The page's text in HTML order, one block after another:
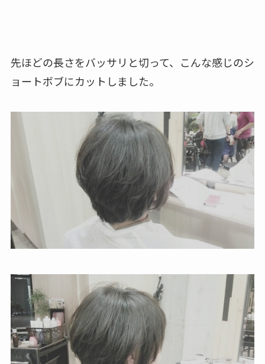
先ほどの長さをバッサリと切って、こんな感じのシ
ョートボブにカットしました。